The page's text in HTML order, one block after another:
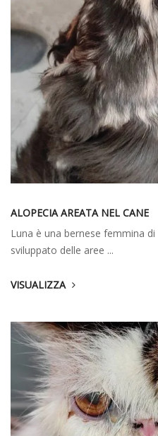
ALOPECIA AREATA NEL CANE
Luna è una bernese femmina
sviluppato delle aree ...
VISUALIZZA